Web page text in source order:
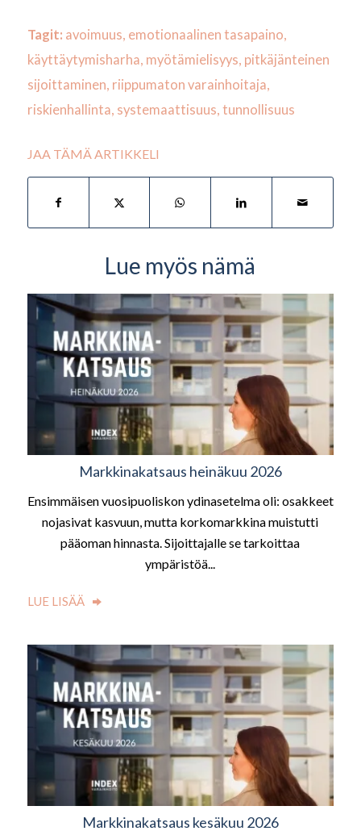
Tagit: avoimuus, emotionaalinen tasapaino,
käyttäytymisharha, myötämielisyys, pitkäjänteinen
sijoittaminen, riippumaton varainhoitaja,
riskienhallinta, systemaattisuus, tunnollisuus
JAA TÄMÄ ARTIKKELI
Lue myös nämä
Markkinakatsaus heinäkuu 2026
Ensimmäisen vuosipuoliskon ydinasetelma oli: osakkeet
nojasivat kasvuun, mutta korkomarkkina muistutti
pääoman hinnasta. Sijoittajalle se tarkoittaa
ympäristöä...
LUE LISÄÄ
Markkinakatsaus kesäkuu 2026